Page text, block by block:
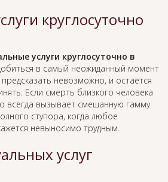
круглосуточно
услуги круглосуточно в
в самый неожиданный момент
невозможно, и остается
Если смерть близкого человека
всегда вызывает смешанную гамму
ступора, когда любое
невыносимо трудным.
услуг